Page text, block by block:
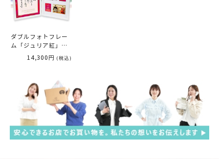
ダブルフォトフレー
ム「ジュリア紅」／
両親へのプレゼント
14,300円 (税込)